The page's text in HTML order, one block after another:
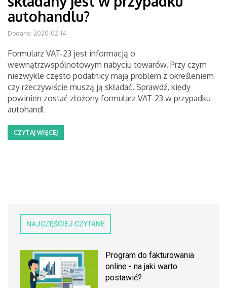
autohandlu?
Dodano: 2020-02-14
Formularz VAT-23 jest informacją o
wewnątrzwspólnotowym nabyciu towarów. Przy czym
niezwykle często podatnicy mają problem z określeniem
czy rzeczywiście muszą ją składać. Sprawdź, kiedy
powinien zostać złożony formularz VAT-23 w przypadku
autohandl
CZYTAJ WIĘCEJ
NAJCZĘŚCIEJ CZYTANE
Program do fakturowania
online - na jaki warto
postawić?